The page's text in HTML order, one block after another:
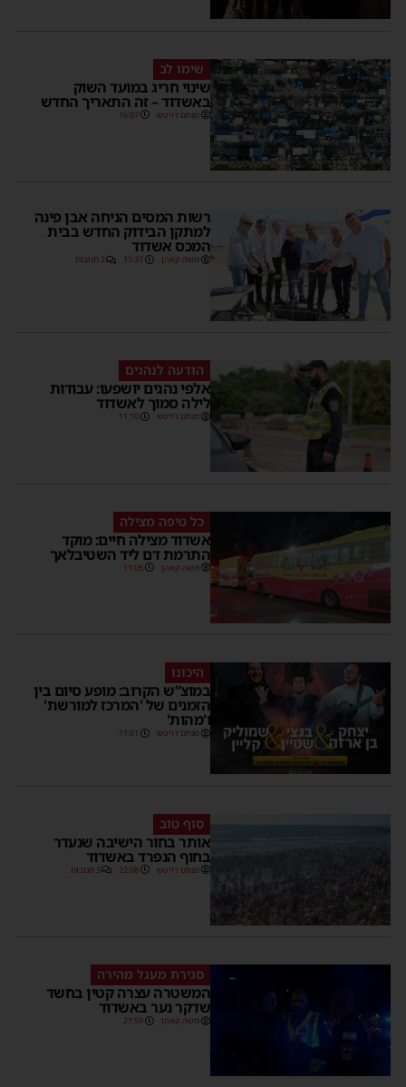
שימו לב
שינוי חריג במועד השוק
באשדוד – זה התאריך החדש
מנחם דויטש 16:07
רשות המסים הניחה אבן פינה
למתקן הבידוק החדש בבית
המכס אשדוד
משה קאהן 15:37 2 תגובות
הודעה לנהגים
אלפי נהגים יושפעו: עבודות
לילה סמוך לאשדוד
מנחם דויטש 11:10
כל טיפה מצילה
אשדוד מצילה חיים: מוקד
התרמת דם ליד השטיבלאך
משה קאהן 11:05
היכונו
במוצ”ש הקרוב: מופע סיום בין
הזמנים של 'המרכז למורשת'
ו'מהות'
מנחם דויטש 11:01
סוף טוב
אותר בחור הישיבה שנעדר
בחוף הנפרד באשדוד
מנחם דויטש 22:08 3 תגובות
סגירת מעגל מהירה
המשטרה עצרה קטין בחשד
שדקר נער באשדוד
משה קאהן 21:59